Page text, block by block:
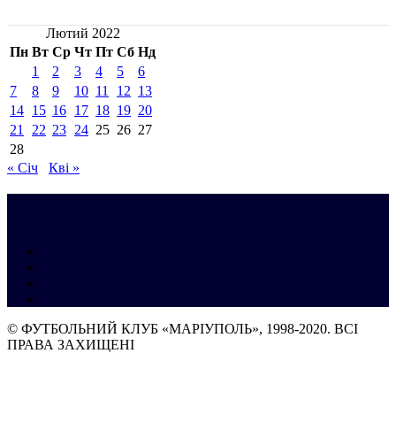
Лютий 2022
Пн Вт Ср Чт Пт Сб Нд
1
2 3 4 5
6
7
8 9 10 11 12 13
14 15 16 17 18 19 20
21
22 23 24 25 26 27
28
« Січ
Кві »
© ФУТБОЛЬНИЙ КЛУБ «МАРІУПОЛЬ», 1998-2020. ВСІ
ПРАВА ЗАХИЩЕНІ